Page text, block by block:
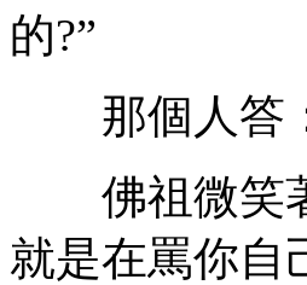
的?”
那個人答：
佛祖微笑著
就是在罵你自